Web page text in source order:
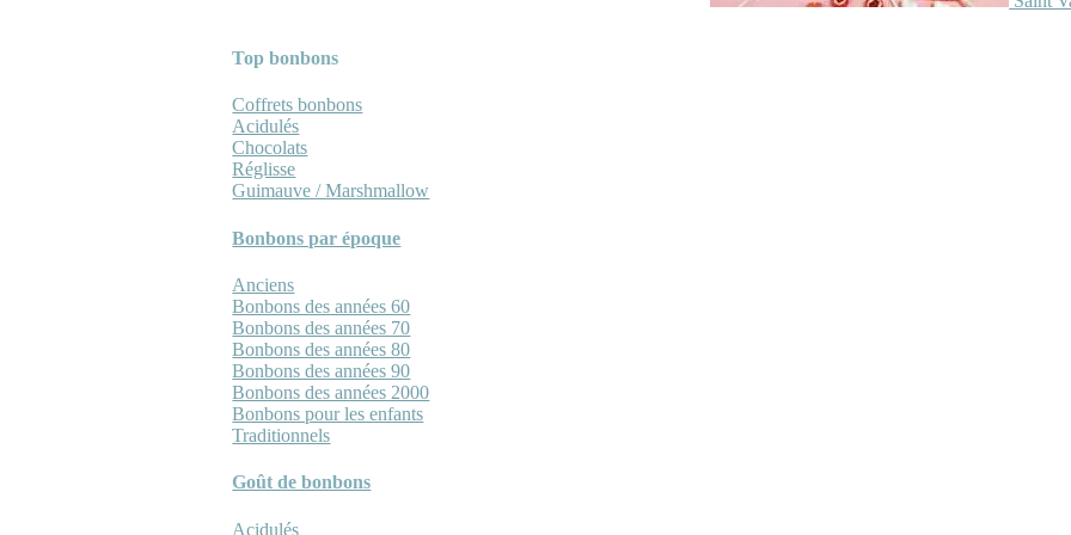
Top bonbons
Coffrets bonbons
Acidulés
Chocolats
Réglisse
Guimauve / Marshmallow
Bonbons par époque
Anciens
Bonbons des années 60
Bonbons des années 70
Bonbons des années 80
Bonbons des années 90
Bonbons des années 2000
Bonbons pour les enfants
Traditionnels
Goût de bonbons
Acidulés